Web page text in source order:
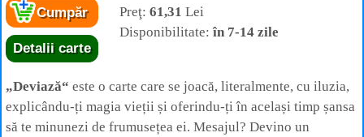
Cumpăr
Detalii carte
Preţ: 61,31 Lei
Disponibilitate:în 7-14 zile
„Deviază“ este o carte care se joacă, literalmente, cu iluzia,
explicându-ți magia vieții și oferindu-ți în același timp șansa
să te minunezi de frumusețea ei. Mesajul? Devino un